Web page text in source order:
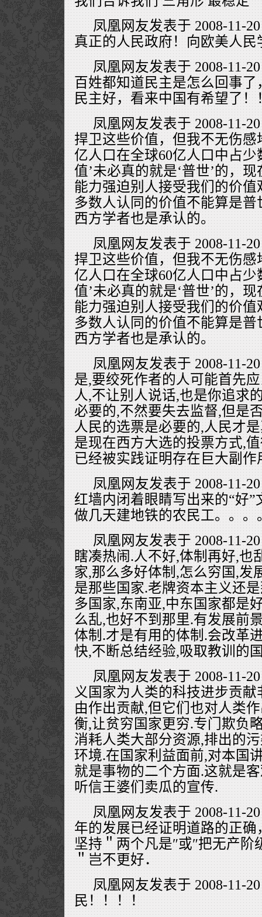
凤凰网友发表于 2008-11-
真正的人民政府！向欧美人民
凤凰网友发表于 2008-11-
百姓都知道民主是怎么回事
民主好，看来中国有希望了！
凤凰网友发表于 2008-11-
捍卫这些价值，但我不无伤
亿人口在全球60亿人口中占少
值’未必真的就是‘普世’的，
能力强迫别人接受我们的价值
多数人认同的价值不能算是
西方学者也是承认的。
凤凰网友发表于 2008-11-
捍卫这些价值，但我不无伤
亿人口在全球60亿人口中占少
值’未必真的就是‘普世’的，
能力强迫别人接受我们的价值
多数人认同的价值不能算是
西方学者也是承认的。
凤凰网友发表于 2008-11-
是,要绞死作者的人可能首先
人,不让别人说话,也是你追求
必要的,不然要失去监督,但是
人民的选票是必要的,人民才
是现在西方大选的投票方式,
已经被实践证明存在巨大副作
凤凰网友发表于 2008-11-
红墙内闭着眼睛写出来的“好
做几天建地铁的农民工。。。
凤凰网友发表于 2008-11-
瞎凑热闹.人不好,体制再好,也
家,那么多好体制,怎么穷国,发
是那些国家.老牌资本主义还
多国家,东南亚,中东国家都是
么乱,也好不到那里.有发展前
体制.才是有用的体制.会改革
快,不断总结经验,吸取教训的
凤凰网友发表于 2008-11-
义国家为人类的科技进步贡
由作出贡献,但它们也对人类
衡,让贫穷国家更穷.专门欺负
消耗人类大部分资源,排出的
环境.在国家利益面前,对本国
就是事物的二个方面.这就是
听信王婆们卖瓜的宣传.
凤凰网友发表于 2008-11-
年的发展已经证明道路的正
坚持＂两个凡是″或″把无产
＂岂不更好．
凤凰网友发表于 2008-11-
民！！！！